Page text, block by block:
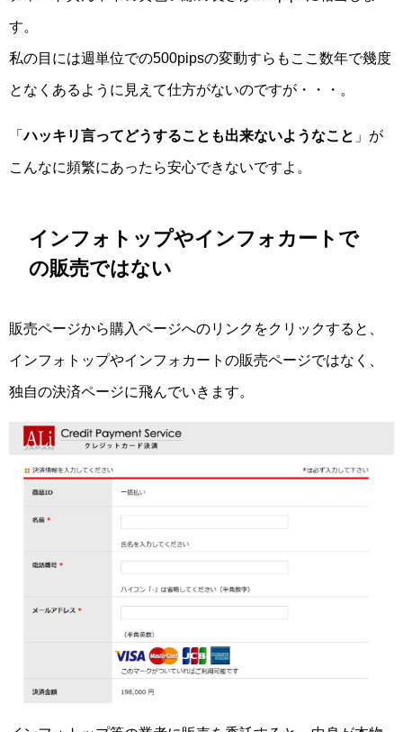
す。
私の目には週単位での500pipsの変動すらもここ数年で幾度
となくあるように見えて仕方がないのですが・・・。
「 ハッキリ言ってどうすることも出来ないようなこと 」が
こんなに頻繁にあったら安心できないですよ。
インフォトップやインフォカートで
の販売ではない
販売ページから購入ページへのリンクをクリックすると、
インフォトップやインフォカートの販売ページではなく、
独自の決済ページに飛んでいきます。